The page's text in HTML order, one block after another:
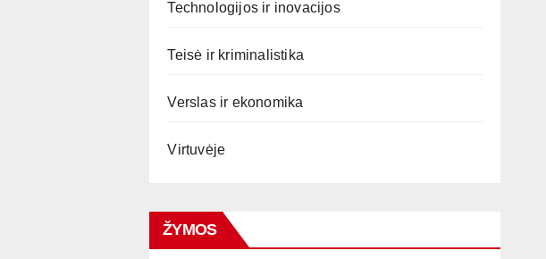
Technologijos ir inovacijos
Teisė ir kriminalistika
Verslas ir ekonomika
Virtuvėje
ŽYMOS